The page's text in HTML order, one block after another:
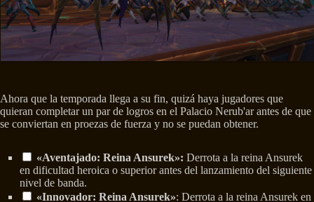
Ahora que la temporada llega a su fin, quizá haya jugadores que
quieran completar un par de logros en el Palacio Nerub'ar antes de que
se conviertan en proezas de fuerza y no se puedan obtener.
«Aventajado: Reina Ansurek»: Derrota a la reina Ansurek
en dificultad heroica o superior antes del lanzamiento del siguiente
nivel de banda.
«Innovador: Reina Ansurek»: Derrota a la reina Ansurek en